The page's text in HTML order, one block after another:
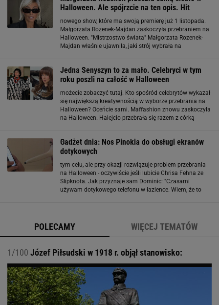
Halloween. Ale spójrzcie na ten opis. Hit
nowego show, które ma swoją premierę już 1 listopada.
Małgorzata Rozenek-Majdan zaskoczyła przebraniem na
Halloween. "Mistrzostwo świata" Małgorzata Rozenek-
Majdan właśnie ujawniła, jaki strój wybrała na
Jedna Senyszyn to za mało. Celebryci w tym
roku poszli na całość w Halloween
możecie zobaczyć tutaj. Kto spośród celebrytów wykazał
się największą kreatywnością w wyborze przebrania na
Halloween? Oceńcie sami. Maffashion znowu zaskoczyła
na Halloween. Halejcio przebrała się razem z córką
Gadżet dnia: Nos Pinokia do obsługi ekranów
dotykowych
tym celu, ale przy okazji rozwiązuje problem przebrania
na Halloween - oczywiście jeśli lubicie Chrisa Fehna ze
Slipknota. Jak przyznaje sam Dominic: "Czasami
używam dotykowego telefonu w łazience. Wiem, że to
POLECAMY WIĘCEJ TEMATÓW
1/100 Józef Piłsudski w 1918 r. objął stanowisko: